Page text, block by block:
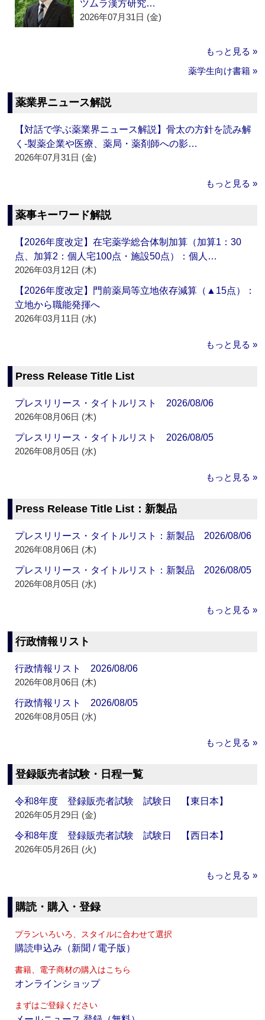
ツムラ漢方研究…
2026年07月31日 (金)
もっと見る »
薬学生向け書籍 »
薬業界ニュース解説
【対話で学ぶ薬業界ニュース解説】骨太の方針を読み解
く‐製薬企業や医療、薬局・薬剤師への影…
2026年07月31日 (金)
もっと見る »
薬事キーワード解説
【2026年度改定】在宅薬学総合体制加算（加算1：30
点、加算2：個人宅100点・施設50点）：個人…
2026年03月12日 (木)
【2026年度改定】門前薬局等立地依存減算（▲15点）：
立地から職能発揮へ
2026年03月11日 (水)
もっと見る »
Press Release Title List
プレスリリース・タイトルリスト 2026/08/06
2026年08月06日 (木)
プレスリリース・タイトルリスト 2026/08/05
2026年08月05日 (水)
もっと見る »
Press Release Title List：新製品
プレスリリース・タイトルリスト：新製品 2026/08/06
2026年08月06日 (木)
プレスリリース・タイトルリスト：新製品 2026/08/05
2026年08月05日 (水)
もっと見る »
行政情報リスト
行政情報リスト 2026/08/06
2026年08月06日 (木)
行政情報リスト 2026/08/05
2026年08月05日 (水)
もっと見る »
登録販売者試験・日程一覧
令和8年度 登録販売者試験 試験日 【東日本】
2026年05月29日 (金)
令和8年度 登録販売者試験 試験日 【西日本】
2026年05月26日 (火)
もっと見る »
購読・購入・登録
プランいろいろ、スタイルに合わせて選択
購読申込み（新聞 / 電子版）
書籍、電子商材の購入はこちら
オンラインショップ
まずはご登録ください